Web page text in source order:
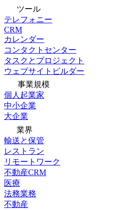
ツール
テレフォニー
CRM
カレンダー
コンタクトセンター
タスクとプロジェクト
ウェブサイトビルダー
事業規模
個人起業家
中小企業
大企業
業界
輸送と保管
レストラン
リモートワーク
不動産CRM
医療
法務業務
不動産